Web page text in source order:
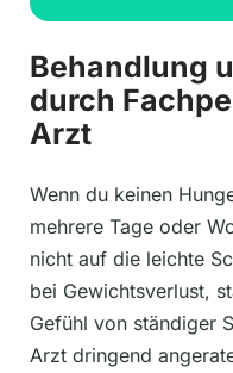
Behandlung
durch
Arzt
Wenn du keinen
mehrere Tage oder
nicht auf die leichte
bei Gewichtsverlust,
Gefühl von ständiger
Arzt dringend